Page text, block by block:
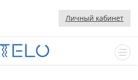
Личный кабинет